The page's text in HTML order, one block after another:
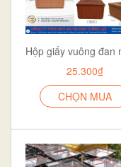
25.300₫
CHỌN MUA